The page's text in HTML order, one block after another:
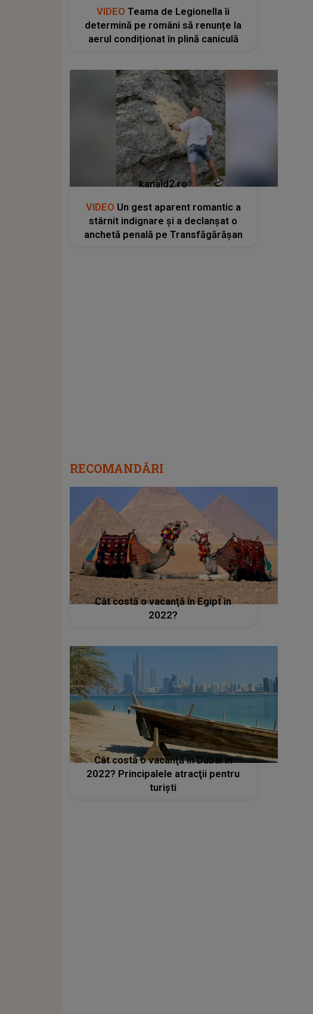
VIDEO Teama de Legionella îi
determină pe români să renunțe la
aerul condiționat în plină caniculă
kanald2.ro
VIDEO Un gest aparent romantic a
stârnit indignare și a declanșat o
anchetă penală pe Transfăgărășan
RECOMANDĂRI
Cât costă o vacanţă în Egipt în
2022?
Cât costă o vacanţă în Dubai în
2022? Principalele atracţii pentru
turişti